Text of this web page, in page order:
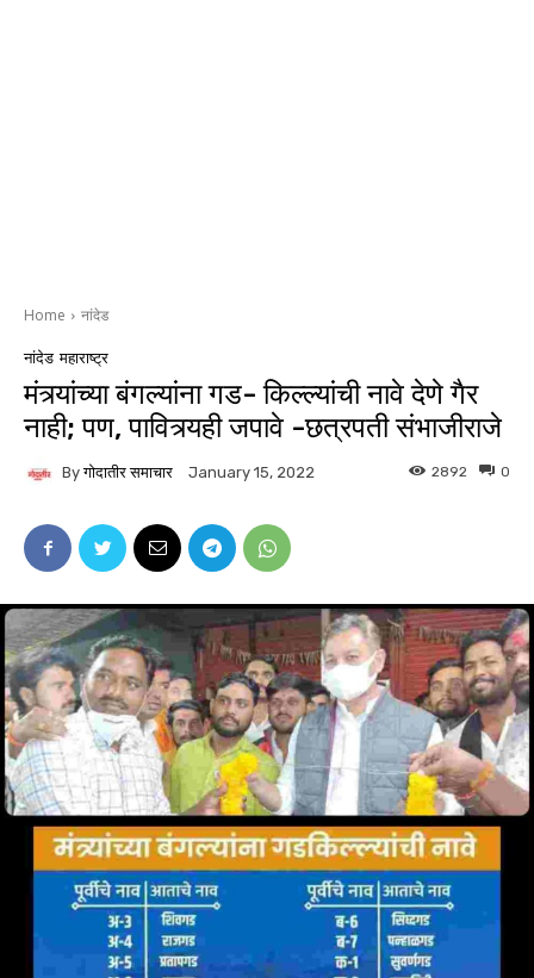
Home नांदेड
नांदेड महाराष्ट्र
मंत्र्यांच्या बंगल्यांना गड- किल्ल्यांची नावे देणे गैर
नाही; पण, पावित्र्यही जपावे -छत्रपती संभाजीराजे
By गोदातीर समाचार January 15, 2022 0
2892